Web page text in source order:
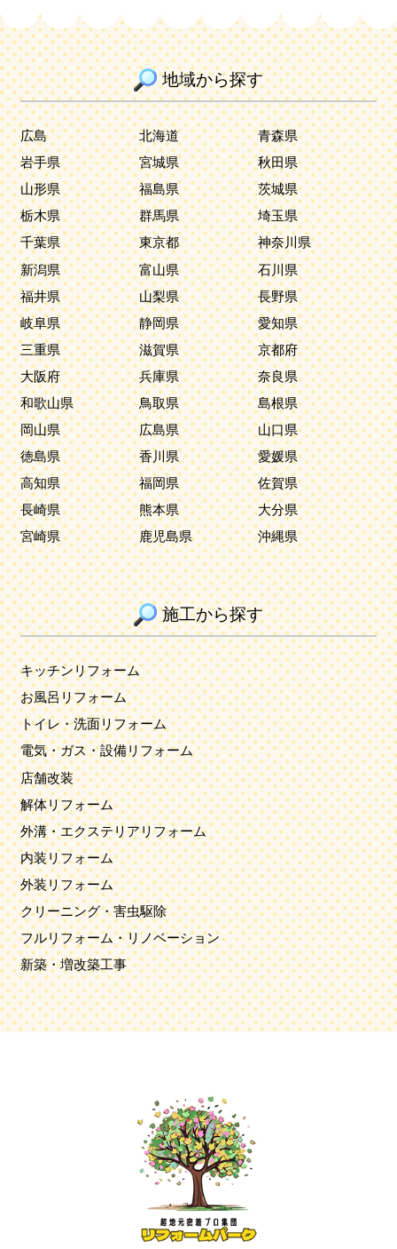
地域から探す
広島 北海道
青森県
岩手県
宮城県
秋田県
山形県
福島県
茨城県
栃木県
群馬県
埼玉県
千葉県
東京都
神奈川県
新潟県
富山県
石川県
福井県
山梨県
長野県
岐阜県
静岡県
愛知県
三重県
滋賀県
京都府
大阪府
兵庫県
奈良県
和歌山県
鳥取県
島根県
岡山県
広島県
山口県
徳島県
香川県
愛媛県
高知県
福岡県
佐賀県
長崎県
熊本県
大分県
宮崎県
鹿児島県 沖縄県
施工から探す
キッチンリフォーム
お風呂リフォーム
トイレ・洗面リフォーム
電気・ガス・設備リフォーム
店舗改装
解体リフォーム
外溝・エクステリアリフォーム
内装リフォーム
外装リフォーム
クリーニング・害虫駆除
フルリフォーム・リノベーション
新築・増改築工事